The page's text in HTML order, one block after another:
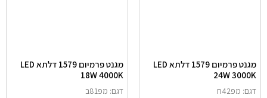
מגנט פרמיום 1579 דלתא LED
24W
מפ42ח
מגנט פרמיום 1579 דלתא LED
18W 4000K
דגם: מפ81ב